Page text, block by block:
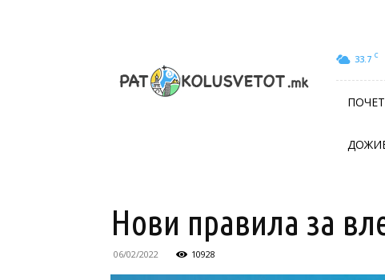
33.7 C
Нови правила за
06/02/2022 10928